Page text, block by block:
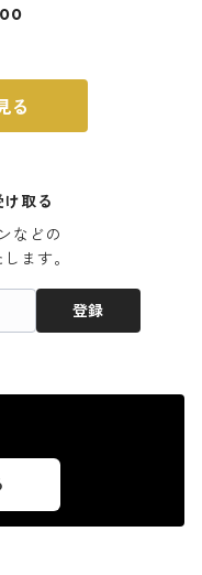
火・IH対応 鉄フライパン
る
取る
などの
ます。
登録